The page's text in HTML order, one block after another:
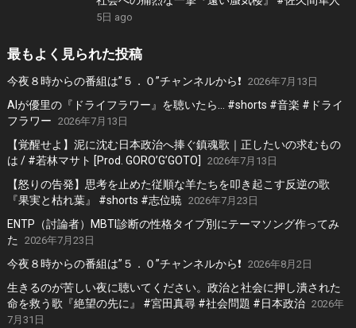
5日 ago
最もよく見られた投稿
今夜８時からの番組は”５．０”チャンネルから❗️ 2026年7月13日
AIが優里の『ドライフラワー』を聴いたら… #shorts #音楽 #ドライ
フラワー 2026年7月13日
【覚醒せよ】泥に沈む日本政治へ捧ぐ鎮魂歌｜正したいの求むもの
は / #若林マサト [Prod. GORO’G’GOTO]
2026年7月13日
【怒りの告発】思考を止めた従順な羊たちを叩き起こす反逆の歌
『果実と枯れ葉』 #shorts #志位暁 2026年7月23日
ENTP（討論者）MBTI診断の性格タイプ別にテーマソング作ってみ
た
2026年7月23日
今夜８時からの番組は”５．０”チャンネルから❗️ 2026年8月2日
生きるのが苦しい夜に聴いてください。政治と社会に押し潰された
命を救う歌『絶望の先に』 #宮田真尋 #社会問題 #日本政治 2026年
7月31日